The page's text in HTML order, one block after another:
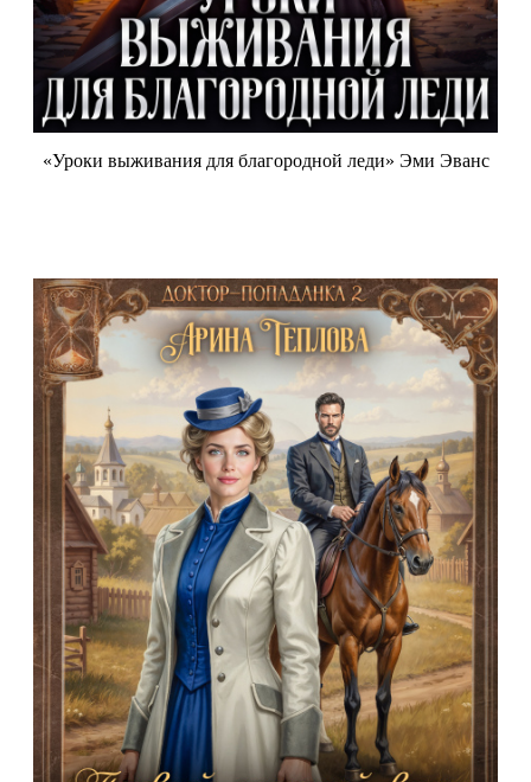
«Уроки выживания для благородной леди» Эми Эванс